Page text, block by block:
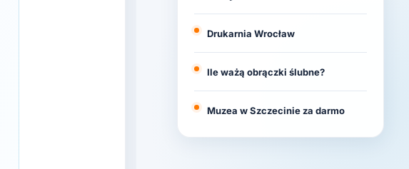
Drukarnia Wrocław
Ile ważą obrączki ślubne?
Muzea w Szczecinie za darmo